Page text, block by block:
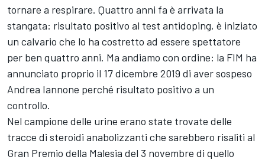
tornare a respirare. Quattro anni fa è arrivata la
stangata: risultato positivo al test antidoping, è iniziato
un calvario che lo ha costretto ad essere spettatore
per ben quattro anni. Ma andiamo con ordine: la FIM ha
annunciato proprio il 17 dicembre 2019 di aver sospeso
Andrea Iannone perché risultato positivo a un
controllo.
Nel campione delle urine erano state trovate delle
tracce di steroidi anabolizzanti che sarebbero risaliti al
Gran Premio della Malesia del 3 novembre di quello